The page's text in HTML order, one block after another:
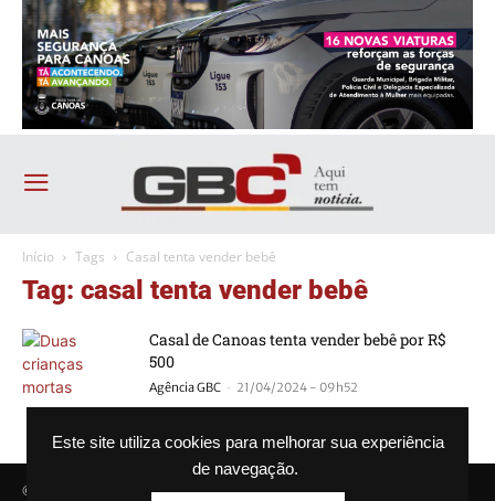
Este site utiliza cookies para melhorar sua experiência
de navegação.
Início Tags Casal tenta vender bebê
Tag: casal tenta vender bebê
Casal de Canoas tenta vender bebê por R$
500
Agência GBC - 21/04/2024 - 09h52
© Agência GBC. Aqui tem notícia. Todos os direitos reservados.